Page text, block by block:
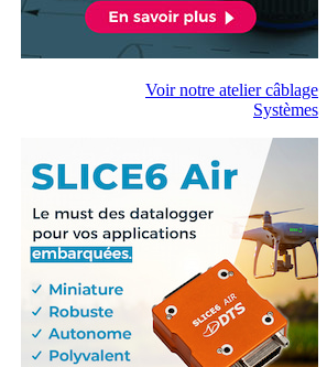
Voir notre atelier câblage
Systèmes